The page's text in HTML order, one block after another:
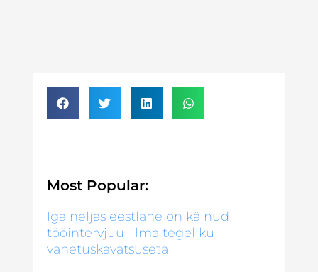
Most Popular:
Iga neljas eestlane on käinud
tööintervjuul ilma tegeliku
vahetuskavatsuseta